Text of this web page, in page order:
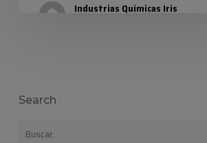
Industrias Químicas Iris
Search